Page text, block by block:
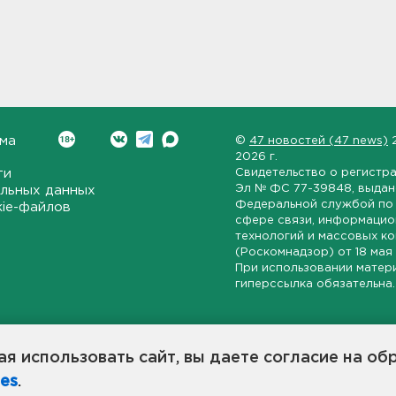
использовать сайт, вы даете согласие на
.
данных
файлов
© 47 новостей (47 news)
2026 г.
Свидетельство о
Эл № ФС 77-39848 ,
Федеральной службой по
сфере связи,
технологий и массовых
(Роскомнадзор) от 18 мая
При использовании
гиперссылка обязательна.
области, экономической и инвестиционной активности в
станет популярной и конструктивной площадкой
в 47-м регионе России.